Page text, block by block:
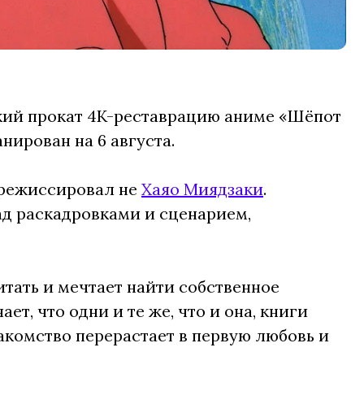
прокат 4K-реставрацию аниме «Шёпот
на 6 августа.
не Хаяо Миядзаки.
раскадровками и сценарием,
и мечтает найти собственное
что одни и те же, что и она, книги
перерастает в первую любовь и